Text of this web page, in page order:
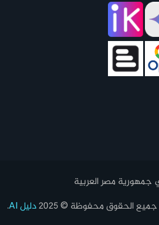
جمهورية مصر العربية
جميع الحقوق محفوظة © 2025
دليل AI .